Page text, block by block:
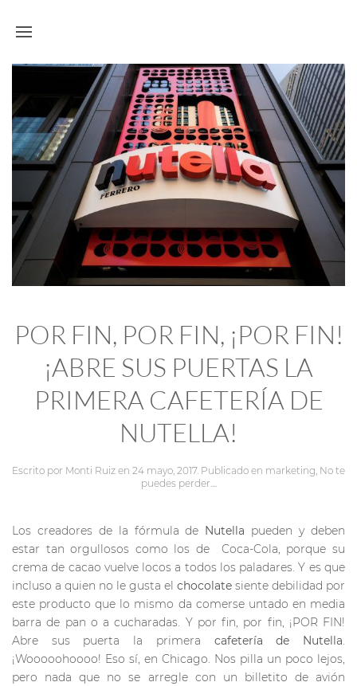
POR FIN, POR FIN, ¡POR FIN!
¡ABRE SUS PUERTAS LA
PRIMERA CAFETERÍA DE
NUTELLA!
Escrito por Monti Ruiz en 24 mayo, 2017. Publicado en marketing, No te
puedes perder....
Los creadores de la fórmula de Nutella pueden y deben
estar tan orgullosos como los de Coca-Cola, porque su
crema de cacao vuelve locos a todos los paladares. Y es que
incluso a quien no le gusta el chocolate siente debilidad por
este producto que lo mismo da comerse untado en media
barra de pan o a cucharadas. Y por fin, por fin, ¡POR FIN!
Abre sus puerta la primera cafetería de Nutella.
¡Wooooohoooo! Eso sí, en Chicago. Nos pilla un poco lejos,
pero nada que no se arregle con un billetito de avión